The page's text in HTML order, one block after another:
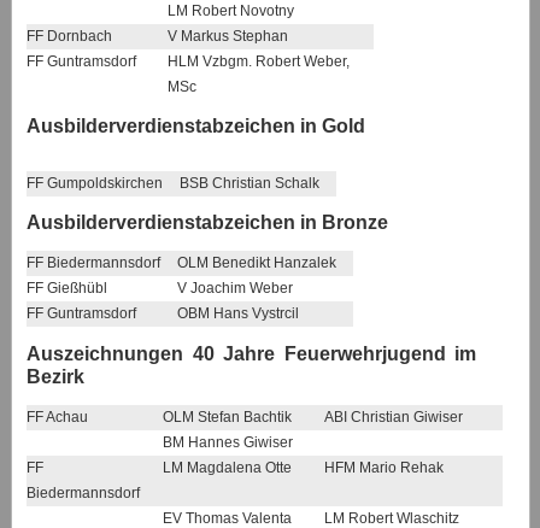
LM Robert Novotny
FF Dornbach
V Markus Stephan
FF Guntramsdorf
HLM Vzbgm. Robert Weber,
MSc
Ausbilderverdienstabzeichen in Gold
FF Gumpoldskirchen BSB Christian Schalk
Ausbilderverdienstabzeichen in Bronze
FF Biedermannsdorf
OLM Benedikt Hanzalek
FF Gießhübl
V Joachim Weber
FF Guntramsdorf
OBM Hans Vystrcil
Auszeichnungen 40 Jahre Feuerwehrjugend im
Bezirk
FF Achau OLM Stefan Bachtik
ABI Christian Giwiser
BM Hannes Giwiser
FF
Biedermannsdorf
LM Magdalena Otte HFM Mario Rehak
EV Thomas Valenta
LM Robert Wlaschitz